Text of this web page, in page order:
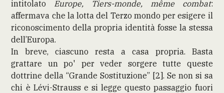
intitolato Europe, Tiers-monde, même combat:
affermava che la lotta del Terzo mondo per esigere il
riconoscimento della propria identità fosse la stessa
dell’Europa.
In breve, ciascuno resta a casa propria. Basta
grattare un po' per veder sorgere tutte queste
dottrine della “Grande Sostituzione” [2]. Se non si sa
chi è Lévi-Strauss e si legge questo passaggio fuori